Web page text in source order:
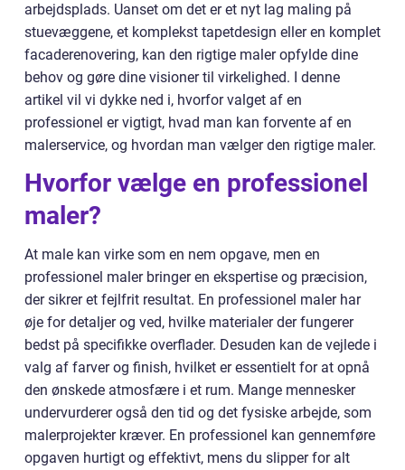
arbejdsplads. Uanset om det er et nyt lag maling på
stuevæggene, et komplekst tapetdesign eller en komplet
facaderenovering, kan den rigtige maler opfylde dine
behov og gøre dine visioner til virkelighed. I denne
artikel vil vi dykke ned i, hvorfor valget af en
professionel er vigtigt, hvad man kan forvente af en
malerservice, og hvordan man vælger den rigtige maler.
Hvorfor vælge en professionel
maler?
At male kan virke som en nem opgave, men en
professionel maler bringer en ekspertise og præcision,
der sikrer et fejlfrit resultat. En professionel maler har
øje for detaljer og ved, hvilke materialer der fungerer
bedst på specifikke overflader. Desuden kan de vejlede i
valg af farver og finish, hvilket er essentielt for at opnå
den ønskede atmosfære i et rum. Mange mennesker
undervurderer også den tid og det fysiske arbejde, som
malerprojekter kræver. En professionel kan gennemføre
opgaven hurtigt og effektivt, mens du slipper for alt